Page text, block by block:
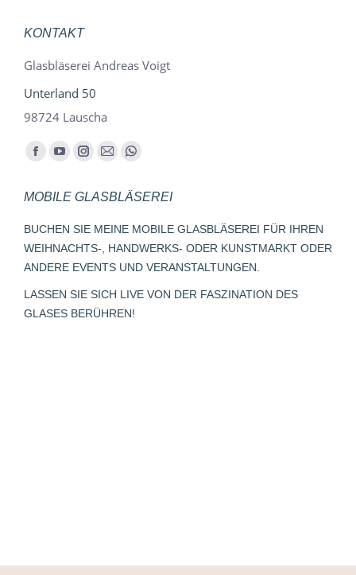
KONTAKT
Glasbläserei Andreas Voigt
Unterland 50
98724 Lauscha
Finden Sie uns auf:
Facebook
opens
in
new
window
YouTube
opens
in
new
window
Instagram
opens
in
new
window
E-
page
opens
in
new
Whatsapp
opens
in
new
window
MOBILE GLASBLÄSEREI
BUCHEN SIE MEINE MOBILE GLASBLÄSEREI FÜR IHREN
WEIHNACHTS-, HANDWERKS- ODER KUNSTMARKT ODER
ANDERE EVENTS UND VERANSTALTUNGEN.
LASSEN SIE SICH LIVE VON DER FASZINATION DES
GLASES BERÜHREN!